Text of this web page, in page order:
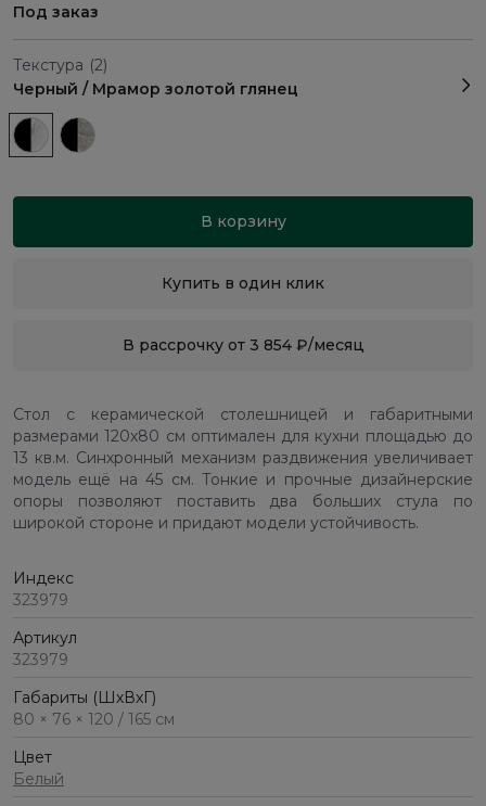
Под заказ
Текстура (2)
Черный / Мрамор золотой глянец
В корзину
Купить в один клик
В рассрочку от 3 854 ₽/месяц
Стол с керамической столешницей и габаритными
размерами 120х80 см оптимален для кухни площадью до
13 кв.м. Синхронный механизм раздвижения увеличивает
модель ещё на 45 см. Тонкие и прочные дизайнерские
опоры позволяют поставить два больших стула по
широкой стороне и придают модели устойчивость.
Индекс
323979
Артикул
323979
Габариты (ШхВхГ)
80 × 76 × 120 / 165 см
Цвет
Белый